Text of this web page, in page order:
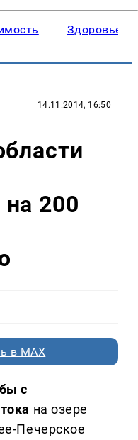
Здоровье
14.11.2014, 16:50
200
в MAX
с
на озере
Печерское